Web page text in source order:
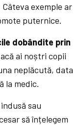
exemple ar
puternice.
dobândite prin
ai noștri copii
neplăcută, data
la medic.
sau
să înțelegem